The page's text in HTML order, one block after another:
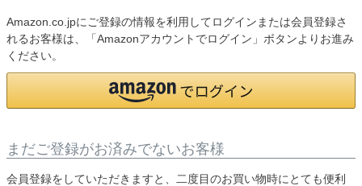
Amazon.co.jpにご登録の情報を利用してログインまたは会員登録さ
れるお客様は、「Amazonアカウントでログイン」ボタンよりお進み
ください。
まだご登録がお済みでないお客様
会員登録をしていただきますと、二度目のお買い物時にとても便利